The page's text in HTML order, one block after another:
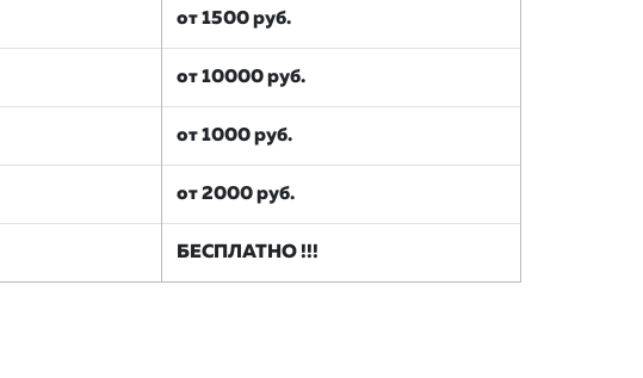
от 1500 руб.
от 10000 руб.
от 1000 руб.
от 2000 руб.
БЕСПЛАТНО !!!